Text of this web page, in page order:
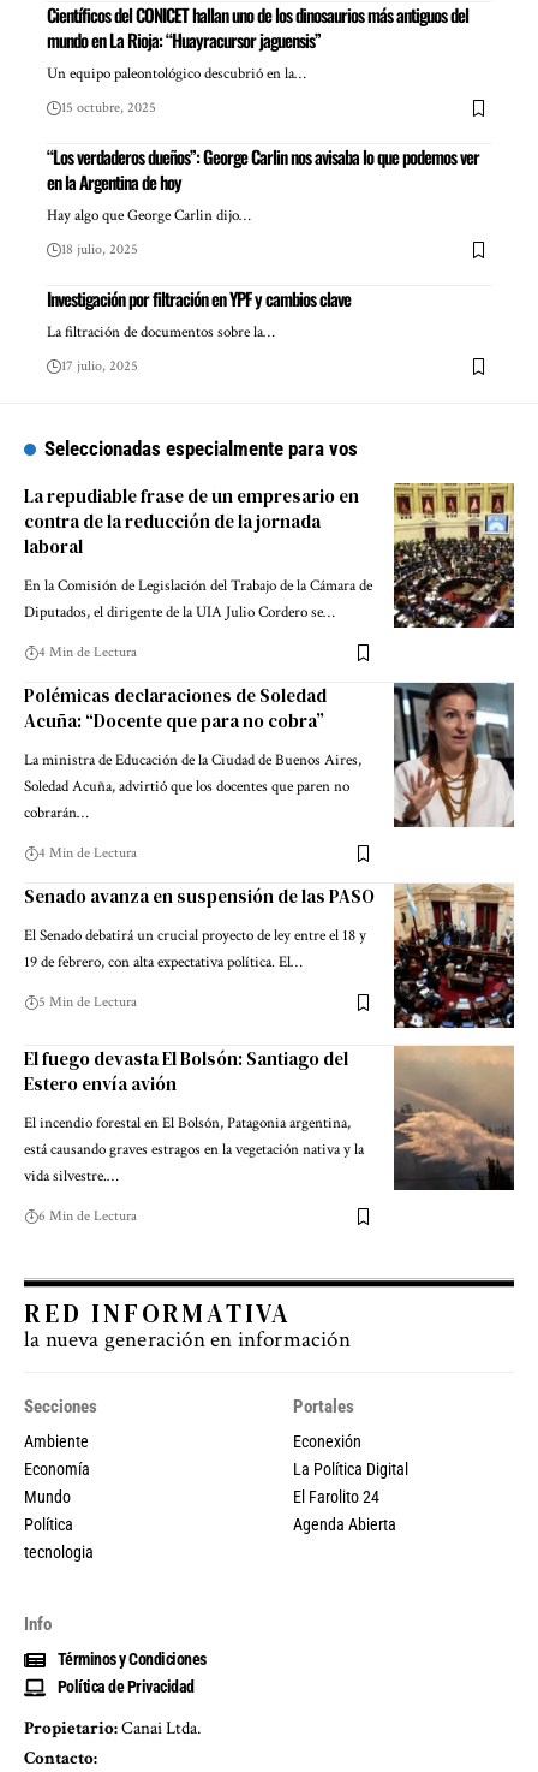
Científicos del CONICET hallan uno de los dinosaurios más antiguos del
mundo en La Rioja: “Huayracursor jaguensis”
Un equipo paleontológico descubrió en la…
15 octubre, 2025
“Los verdaderos dueños”: George Carlin nos avisaba lo que podemos ver
en la Argentina de hoy
Hay algo que George Carlin dijo…
18 julio, 2025
Investigación por filtración en YPF y cambios clave
La filtración de documentos sobre la…
17 julio, 2025
Seleccionadas especialmente para vos
La repudiable frase de un empresario en
contra de la reducción de la jornada
laboral
En la Comisión de Legislación del Trabajo de la Cámara de
Diputados, el dirigente de la UIA Julio Cordero se…
4 Min de Lectura
Polémicas declaraciones de Soledad
Acuña: “Docente que para no cobra”
La ministra de Educación de la Ciudad de Buenos Aires,
Soledad Acuña, advirtió que los docentes que paren no
cobrarán…
4 Min de Lectura
Senado avanza en suspensión de las PASO
El Senado debatirá un crucial proyecto de ley entre el 18 y
19 de febrero, con alta expectativa política. El…
5 Min de Lectura
El fuego devasta El Bolsón: Santiago del
Estero envía avión
El incendio forestal en El Bolsón, Patagonia argentina,
está causando graves estragos en la vegetación nativa y la
vida silvestre.…
6 Min de Lectura
RED INFORMATIVA
la nueva generación en información
Secciones
Ambiente
Economía
Mundo
Política
tecnologia
Portales
Econexión
La Política Digital
El Farolito 24
Agenda Abierta
Info
Términos y Condiciones
Política de Privacidad
Propietario:Canai Ltda.
Contacto: